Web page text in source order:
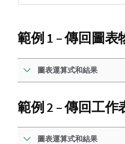
範例 1 – 傳回圖表
圖表運算式和結果
範例 2 – 傳回工作
圖表運算式和結果